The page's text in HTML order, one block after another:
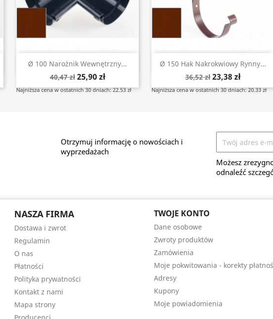
Ø 100 Narożnik Wewnętrzny...
40,47 zł 25,90 zł
Najniższa cena w ostatnich 30 dniach: 22.53 zł
Szybki podgląd
Ø 150 Hak Nakrokwiowy Rynny...
36,52 zł 23,38 zł
Najniższa cena w ostatnich 30 dniach: 20.33 zł
Szybki podgląd
Otrzymuj informację o nowościach i
wyprzedażach
Możesz
odnaleźć
NASZA FIRMA
Dostawa i zwrot
Regulamin
O nas
Płatności
Polityka prywatności
Kontakt z nami
Mapa strony
TWOJE KONTO
Dane osobowe
Zwroty produktów
Zamówienia
Moje pokwitowania - korekty
Adresy
Kupony
Moje powiadomienia